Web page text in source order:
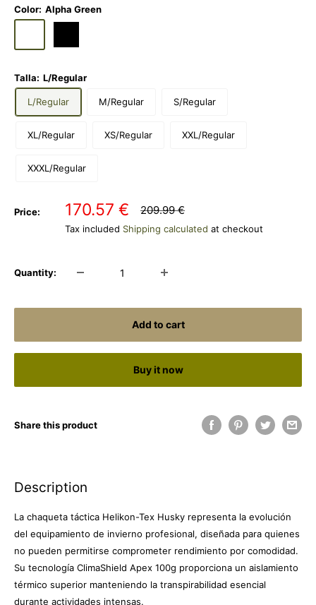
Color: Alpha Green
Green
Talla: L/Regular
L/Regular M/Regular S/Regular
XL/Regular XS/Regular XXL/Regular
XXXL/Regular
Price:
Sale
price
170.57 € Regular
209.99 €
Tax included Shipping calculated at checkout
Quantity:
Add to cart
Buy it now
Share this product
Description
La chaqueta táctica Helikon-Tex Husky representa la evolución
del equipamiento de invierno profesional, diseñada para quienes
no pueden permitirse comprometer rendimiento por comodidad.
Su tecnología ClimaShield Apex 100g proporciona un aislamiento
térmico superior manteniendo la transpirabilidad esencial
durante actividades intensas.